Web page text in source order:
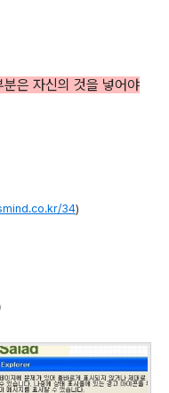
은 자신의 것을 넣어야
34)